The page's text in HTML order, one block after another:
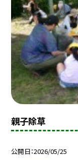
親子除草
公開日 2026/05/25